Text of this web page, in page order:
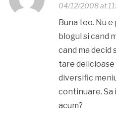
04/12/2008 at
Buna teo. Nu
blogul si cand
cand ma
tare delicioase
diversific
continuare. Sa
acum?